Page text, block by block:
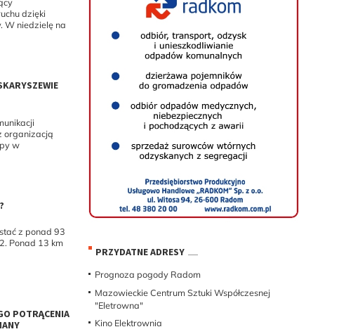
dzięki
W niedzielę na
organizacją
w
z ponad 93
Ponad 13 km
POTRĄCENIA
PRZYDATNE ADRESY
Prognoza pogody Radom
Mazowieckie Centrum Sztuki Współczesnej
"Eletrowna"
Kino Elektrownia